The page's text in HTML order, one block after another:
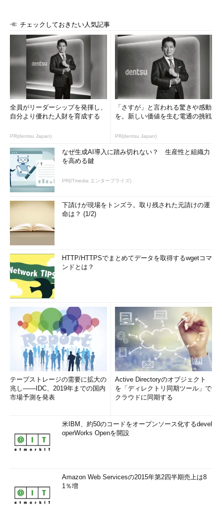
チェックしておきたい人気記事
全員がリーダーシップを発揮し、
自分より優れた人財を育成する
PR(dentsu Japan)
「さすが」と言われる驚きや感動
を。新しい価値を生む電通の挑戦
PR(dentsu Japan)
なぜ生成AI導入に踏み切れない？ 生産性と組織力
を高める鍵
PR(ITmedia エンタープライズ)
下請けが現場をトンズラ。取り残された元請けの運
命は？ (1/2)
HTTP/HTTPSでまとめてデータを取得するwgetコマ
ンドとは？
テープストレージの需要に拡大の
兆し――IDC、2019年までの国内
市場予測を発表
Active Directoryのオブジェクト
を「ディレクトリ同期ツール」で
クラウドに同期する
米IBM、約50のコードをオープンソース化するdevel
operWorks Openを開設
Amazon Web Servicesの2015年第2四半期売上は8
1％増